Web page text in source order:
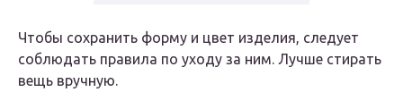
Чтобы сохранить форму и цвет изделия, следует
соблюдать правила по уходу за ним. Лучше стирать
вещь вручную.